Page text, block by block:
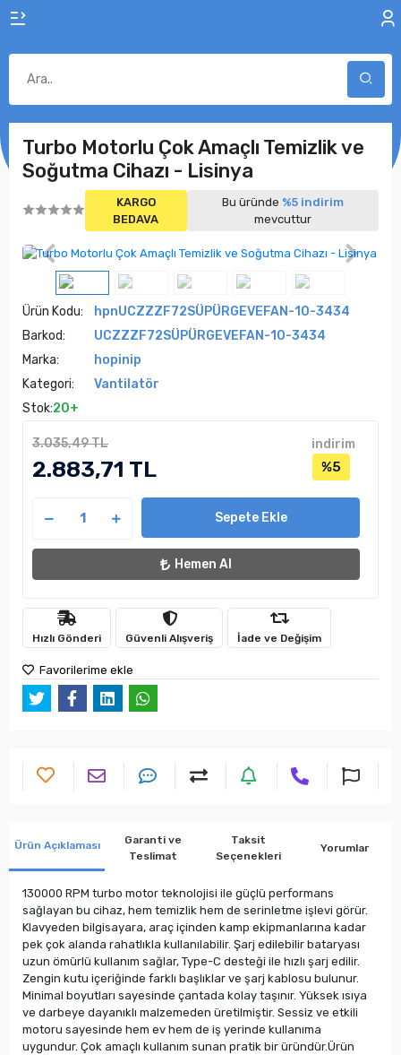
Turbo Motorlu Çok Amaçlı Temizlik ve
Soğutma Cihazı - Lisinya
KARGO
BEDAVA
Bu üründe %5 indirim
mevcuttur
Ürün Kodu:
hpnUCZZZF72SÜPÜRGEVEFAN-10-3434
Barkod:
UCZZZF72SÜPÜRGEVEFAN-10-3434
Marka:
hopinip
Kategori:
Vantilatör
Stok:20+
3.035,49 TL
2.883,71 TL
indirim
%5
Sepete Ekle
Hemen Al
Hızlı Gönderi Güvenli Alışveriş İade ve Değişim
Favorilerime ekle
Ürün Açıklaması
Garanti ve
Teslimat
Taksit
Seçenekleri
Yorumlar
130000 RPM turbo motor teknolojisi ile güçlü performans
sağlayan bu cihaz, hem temizlik hem de serinletme işlevi görür.
Klavyeden bilgisayara, araç içinden kamp ekipmanlarına kadar
pek çok alanda rahatlıkla kullanılabilir. Şarj edilebilir bataryası
uzun ömürlü kullanım sağlar, Type-C desteği ile hızlı şarj edilir.
Zengin kutu içeriğinde farklı başlıklar ve şarj kablosu bulunur.
Minimal boyutları sayesinde çantada kolay taşınır. Yüksek ısıya
ve darbeye dayanıklı malzemeden üretilmiştir. Sessiz ve etkili
motoru sayesinde hem ev hem de iş yerinde kullanıma
uygundur. Çok amaçlı kullanım sunan pratik bir üründür.Ürün